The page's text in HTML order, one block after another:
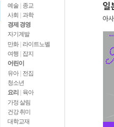
예술 | 종교
사회 | 과학
경제 경영
자기계발
만화 | 라이트노벨
여행
잡지
어린이
유아 | 전집
청소년
요리
육아
가정 살림
건강 취미
대학교재